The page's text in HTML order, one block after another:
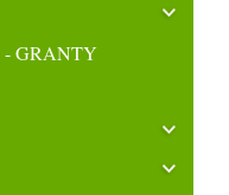
- GRANTY